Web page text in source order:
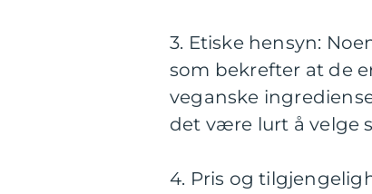
3. Etiske hensyn:
som bekrefter at de
veganske
det være lurt å velge
4. Pris og